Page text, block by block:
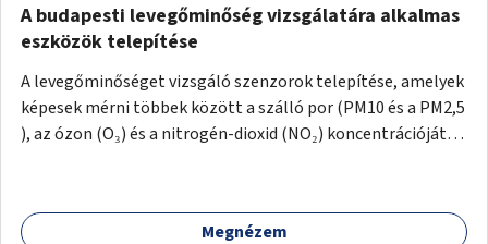
A budapesti levegőminőség vizsgálatára alkalmas
eszközök telepítése
A levegőminőséget vizsgáló szenzorok telepítése, amelyek
képesek mérni többek között a szálló por (PM10 és a PM2,5
), az ózon (O₃) és a nitrogén-dioxid (NO₂) koncentrációját,
páratartalmat. A gyűjtött adatok egy online platformon
(webes felület és mobilalkalmazás) lennének elérhetők,
Megnézem